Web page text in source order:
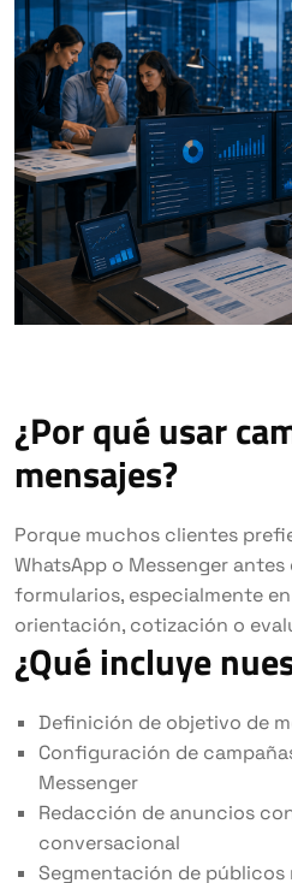
¿Por qué usar
mensajes?
Porque muchos clientes
WhatsApp o Messenger
formularios, especialmente
orientación, cotización o
¿Qué incluye
Definición de objetivo de
Configuración de
Messenger
Redacción de anuncios
conversacional
Segmentación de públicos